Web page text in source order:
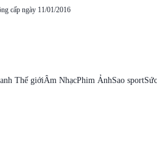
cấp ngày 11/01/2016
Thế giớiÂm NhạcPhim ẢnhSao sport